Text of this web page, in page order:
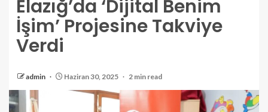
Elazığ’da ‘Dijital Benim
İşim’ Projesine Takviye
Verdi
admin Haziran 30, 2025 2 min read